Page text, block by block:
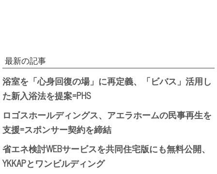
最新の記事
浴室を「心身回復の場」に再定義、「ビバス」活用し
た新入浴法を提案=PHS
ロゴスホールディングス、アエラホームの民事再生を
支援=スポンサー契約を締結
省エネ検討WEBサービスを共同住宅版にも無料公開、
YKKAPとワンビルディング